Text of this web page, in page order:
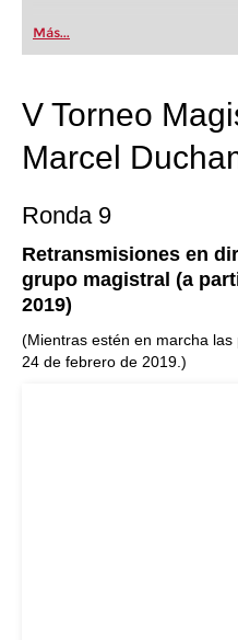
Más...
V Torneo
Marcel
Ronda 9
Retransmisiones en
grupo magistral (a
2019)
(Mientras estén en marcha
24 de febrero de 2019.)